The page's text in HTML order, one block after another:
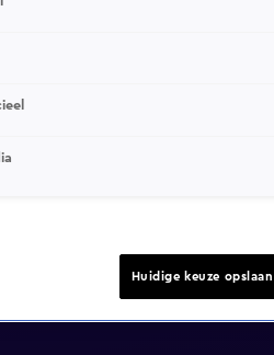
Huidige keuze opslaan